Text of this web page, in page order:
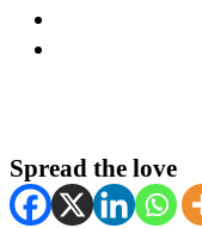
Spread the love